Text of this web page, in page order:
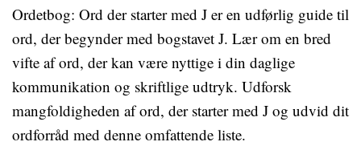
Ordetbog: Ord der starter med J er en udførlig guide til
ord, der begynder med bogstavet J. Lær om en bred
vifte af ord, der kan være nyttige i din daglige
kommunikation og skriftlige udtryk. Udforsk
mangfoldigheden af ord, der starter med J og udvid dit
ordforråd med denne omfattende liste.